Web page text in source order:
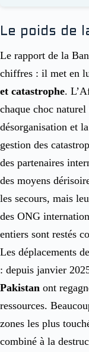
Le poids de
Le rapport de la
chiffres : il met en
et catastrophe.
chaque choc
désorganisation et
gestion des
des partenaires
des moyens
les secours, mais
des ONG
entiers sont restés
Les déplacements
: depuis janvier
Pakistan ont
ressources.
zones les plus
combiné à la